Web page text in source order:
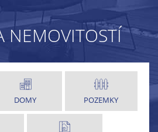
NEMOVITOSTÍ
DOMY POZEMKY